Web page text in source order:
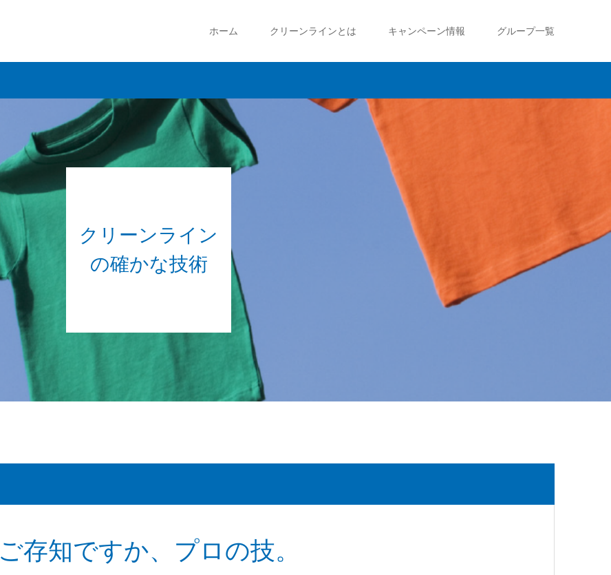
ホーム クリーンラインとは キャンペーン情報 グループ一覧
クリーンライン
の確かな技術
ご存知ですか、プロの技。